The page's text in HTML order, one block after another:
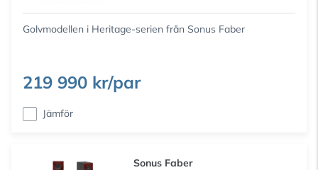
Golvmodellen i Heritage-serien från Sonus Faber
219 990 kr/par
Jämför
Sonus Faber